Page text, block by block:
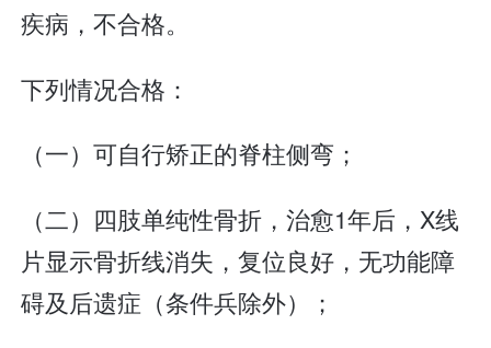
疾病，不合格。
下列情况合格：
（一）可自行矫正的脊柱侧弯；
（二）四肢单纯性骨折，治愈1年后，X线
片显示骨折线消失，复位良好，无功能障
碍及后遗症（条件兵除外）；